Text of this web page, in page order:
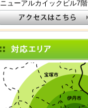
ニューアルカイックビル7階